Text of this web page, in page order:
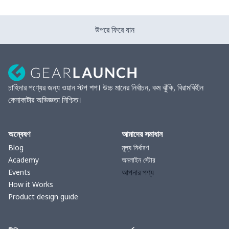
উপরে ফিরে যান
চাহিদার পণ্যের জন্য ওয়ান স্টপ শপ। উচ্চ মানের নির্বাচন, কম ঝুঁকি, বিরামবিহীন
কেনাকাটার অভিজ্ঞতা নিশ্চিত।
অন্বেষণ
Blog
Academy
Events
How it Works
Product design guide
আমাদের সমাধান
মূল্য নির্ধারণ
অনলাইন স্টোর
আপনার পণ্য